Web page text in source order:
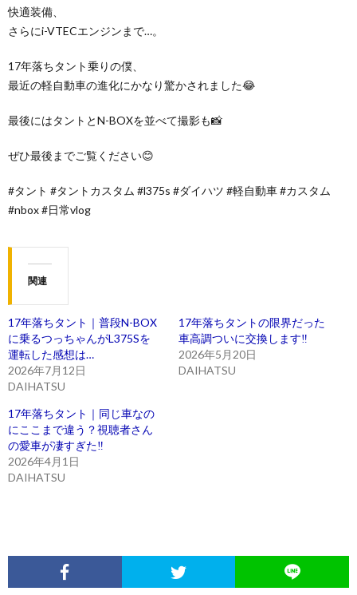
快適装備、
さらにi-VTECエンジンまで…。
17年落ちタント乗りの僕、
最近の軽自動車の進化にかなり驚かされました😂
最後にはタントとN-BOXを並べて撮影も📸
ぜひ最後までご覧ください😊
#タント #タントカスタム #l375s #ダイハツ #軽自動車 #カスタム
#nbox #日常vlog
関連
17年落ちタント｜普段N-BOX
に乗るつっちゃんがL375Sを
運転した感想は…
2026年7月12日
DAIHATSU
17年落ちタントの限界だった
車高調ついに交換します‼️
2026年5月20日
DAIHATSU
17年落ちタント｜同じ車なの
にここまで違う？視聴者さん
の愛車が凄すぎた‼️
2026年4月1日
DAIHATSU